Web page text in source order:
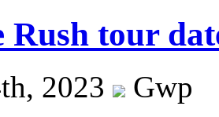
Rush tour
2023
Gwp